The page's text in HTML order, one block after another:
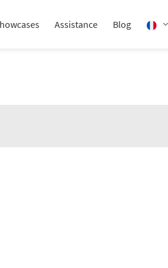
Assistance Blog